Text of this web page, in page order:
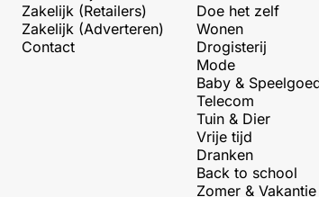
Zakelijk (Retailers)
Zakelijk (Adverteren)
Contact
Doe het zelf
Wonen
Drogisterij
Mode
Baby &
Telecom
Tuin & Dier
Vrije tijd
Dranken
Back to school
Zomer & Vakantie